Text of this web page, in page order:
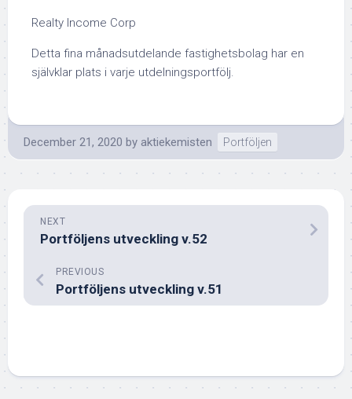
Realty Income Corp
Detta fina månadsutdelande fastighetsbolag har en
självklar plats i varje utdelningsportfölj.
December 21, 2020 by aktiekemisten Portföljen
NEXT
Portföljens utveckling v.52
PREVIOUS
Portföljens utveckling v.51